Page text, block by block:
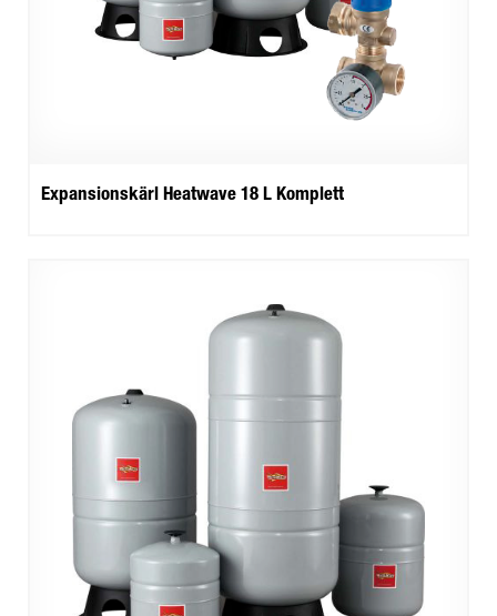
Expansionskärl Heatwave 18 L Komplett